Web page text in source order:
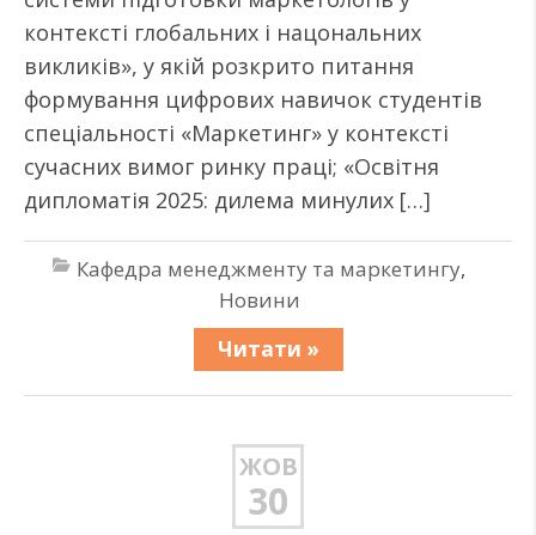
контексті глобальних і нацональних
викликів», у якій розкрито питання
формування цифрових навичок студентів
спеціальності «Маркетинг» у контексті
сучасних вимог ринку праці; «Освітня
дипломатія 2025: дилема минулих […]
Кафедра менеджменту та маркетингу,
Новини
Читати »
ЖОВ
30